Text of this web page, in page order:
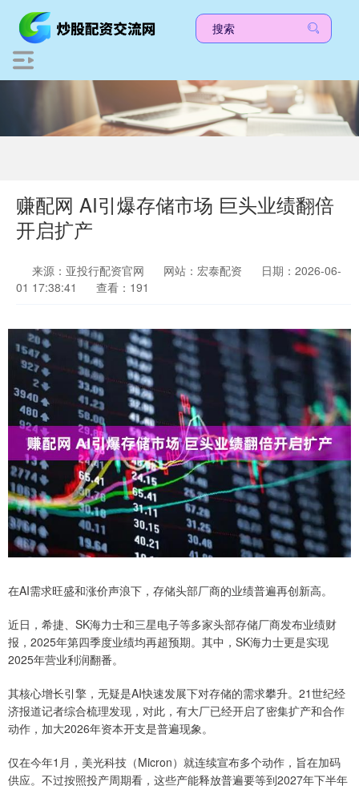
赚配网 AI引爆存储市场 巨头业绩翻倍
开启扩产
来源：亚投行配资官网 网站：宏泰配资
日期：2026-06-
01 17:38:41
查看：191
在AI需求旺盛和涨价声浪下，存储头部厂商的业绩普遍再创新高。
近日，希捷、SK海力士和三星电子等多家头部存储厂商发布业绩财
报，2025年第四季度业绩均再超预期。其中，SK海力士更是实现
2025年营业利润翻番。
其核心增长引擎，无疑是AI快速发展下对存储的需求攀升。21世纪经
济报道记者综合梳理发现，对此，有大厂已经开启了密集扩产和合作
动作，加大2026年资本开支是普遍现象。
仅在今年1月，美光科技（Micron）就连续宣布多个动作，旨在加码
供应。不过按照投产周期看，这些产能释放普遍要等到2027年下半年